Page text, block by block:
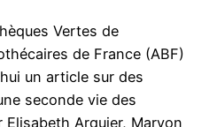
Vertes de
de France (ABF)
un article sur des
seconde vie des
Arquier, Maryon